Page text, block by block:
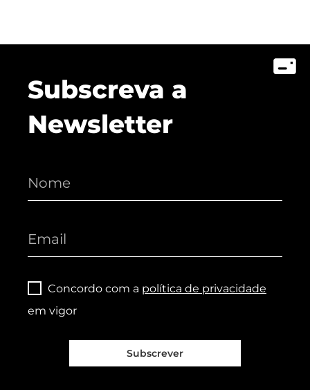
Subscreva a
Newsletter
Concordo com a política de privacidade
em vigor
Subscrever